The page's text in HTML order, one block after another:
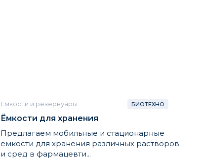
Емкости и резервуары БИОТЕХНО
Ёмкости для хранения
Предлагаем мобильные и стационарные
емкости для хранения различных растворов
и сред в фармацевти...